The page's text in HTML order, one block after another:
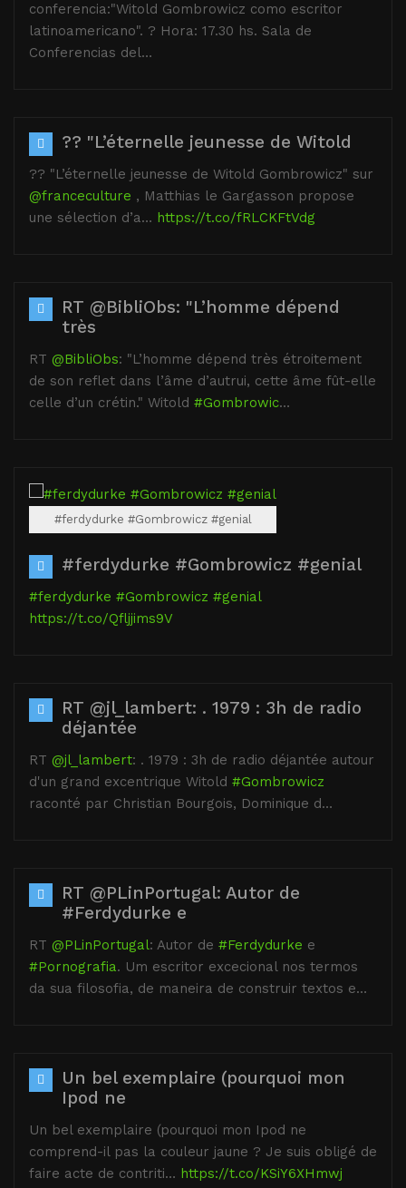
conferencia:"Witold Gombrowicz como escritor
latinoamericano". ? Hora: 17.30 hs. Sala de
Conferencias del…
?? "L’éternelle jeunesse de Witold
?? "L’éternelle jeunesse de Witold Gombrowicz" sur
@franceculture , Matthias le Gargasson propose
une sélection d’a… https://t.co/fRLCKFtVdg
RT @BibliObs: "L’homme dépend
très
RT @BibliObs: "L’homme dépend très étroitement
de son reflet dans l’âme d’autrui, cette âme fût-elle
celle d’un crétin." Witold #Gombrowic…
#ferdydurke #Gombrowicz #genial
#ferdydurke #Gombrowicz #genial
#ferdydurke #Gombrowicz #genial
https://t.co/Qfljjims9V
RT @jl_lambert: . 1979 : 3h de radio
déjantée
RT @jl_lambert: . 1979 : 3h de radio déjantée autour
d'un grand excentrique Witold #Gombrowicz
raconté par Christian Bourgois, Dominique d…
RT @PLinPortugal: Autor de
#Ferdydurke e
RT @PLinPortugal: Autor de #Ferdydurke e
#Pornografia. Um escritor excecional nos termos
da sua filosofia, de maneira de construir textos e…
Un bel exemplaire (pourquoi mon
Ipod ne
Un bel exemplaire (pourquoi mon Ipod ne
comprend-il pas la couleur jaune ? Je suis obligé de
faire acte de contriti… https://t.co/KSiY6XHmwj